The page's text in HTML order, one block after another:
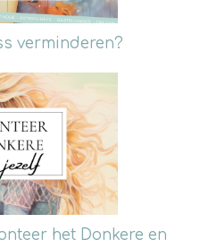
verminderen?
het Donkere en